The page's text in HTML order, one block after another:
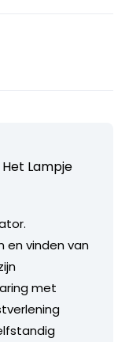
Het Lampje
en vinden van
met